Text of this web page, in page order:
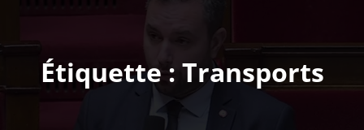
Étiquette : Transports